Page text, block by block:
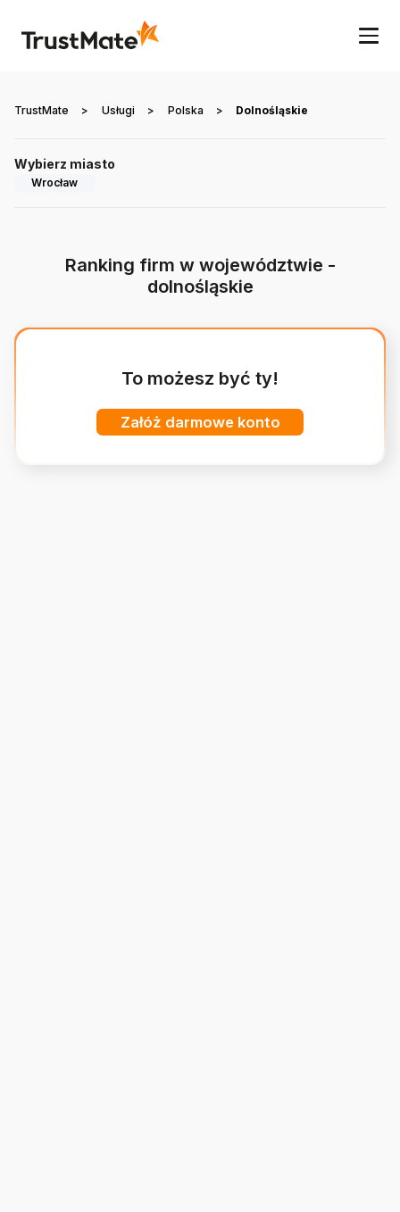
TrustMate > Usługi > Polska > Dolnośląskie
Wybierz miasto
Wrocław
Ranking firm w województwie -
dolnośląskie
To możesz być ty!
Załóż darmowe konto